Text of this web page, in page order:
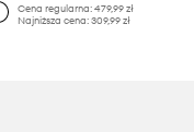
Cena regularna: 479,99 zł
Najniższa cena: 309,99 zł